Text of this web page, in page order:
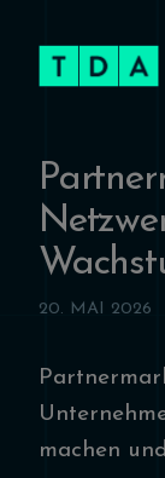
20. MAI 2026
machen